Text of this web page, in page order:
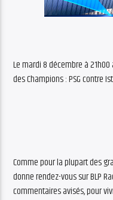
Le mardi 8 décembre à
des Champions : PSG contre
Comme pour la plupart des
donne rendez-vous sur BLP
commentaires avisés, pour